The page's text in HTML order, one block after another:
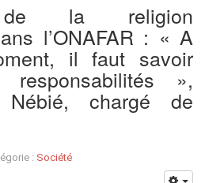
de la religion
l’ONAFAR : « A
il faut savoir
»,
chargé de
: Société